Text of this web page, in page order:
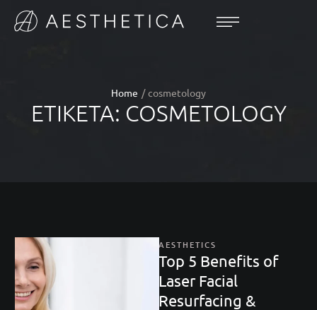
Home / cosmetology
ΕΤΙΚΈΤΑ: COSMETOLOGY
AESTHETICS
Top 5 Benefits of
Laser Facial
Resurfacing &